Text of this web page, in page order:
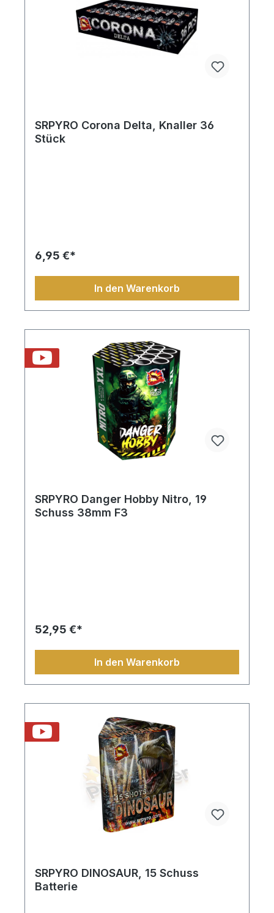
SRPYRO Corona Delta, Knaller 36
Stück
6,95 €*
In den Warenkorb
SRPYRO Danger Hobby Nitro, 19
Schuss 38mm F3
52,95 €*
In den Warenkorb
SRPYRO DINOSAUR, 15 Schuss
Batterie